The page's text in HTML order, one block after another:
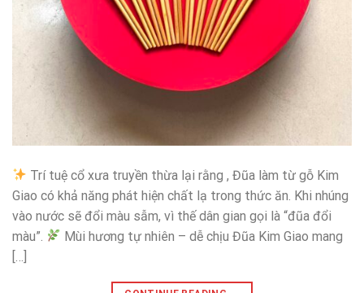
Trí tuệ cổ xưa truyền thừa lại rằng , Đũa làm từ gỗ Kim
Giao có khả năng phát hiện chất lạ trong thức ăn. Khi nhúng
vào nước sẽ đổi màu sẫm, vì thế dân gian gọi là “đũa đổi
màu”.
Mùi hương tự nhiên – dễ chịu Đũa Kim Giao mang
[…]